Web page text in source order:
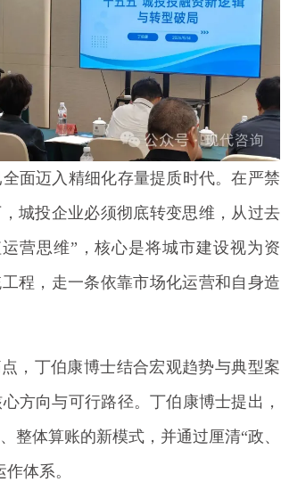
面迈入精细化存量提质时代。在严禁
城投企业必须彻底转变思维，从过去
营思维”，核心是将城市建设视为资
程，走一条依靠市场化运营和自身造
，丁伯康博士结合宏观趋势与典型案
方向与可行路径。丁伯康博士提出，
整体算账的新模式，并通过厘清“政、
体系。